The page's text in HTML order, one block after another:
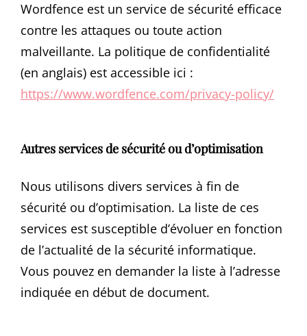
Wordfence est un service de sécurité efficace
contre les attaques ou toute action
malveillante. La politique de confidentialité
(en anglais) est accessible ici :
https://www.wordfence.com/privacy-policy/
Autres services de sécurité ou d’optimisation
Nous utilisons divers services à fin de
sécurité ou d’optimisation. La liste de ces
services est susceptible d’évoluer en fonction
de l’actualité de la sécurité informatique.
Vous pouvez en demander la liste à l’adresse
indiquée en début de document.